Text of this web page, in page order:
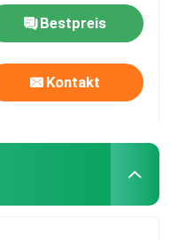
Bestpreis
Kontakt